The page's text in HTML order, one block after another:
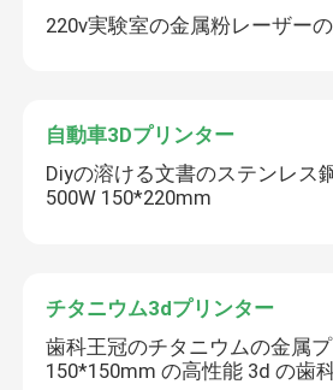
220v実験室の金属粉レーザー
自動車3Dプリンター
Diyの溶ける文書のステンレス
500W 150*220mm
チタニウム3dプリンター
歯科王冠のチタニウムの金属
150*150mm の高性能 3d の歯